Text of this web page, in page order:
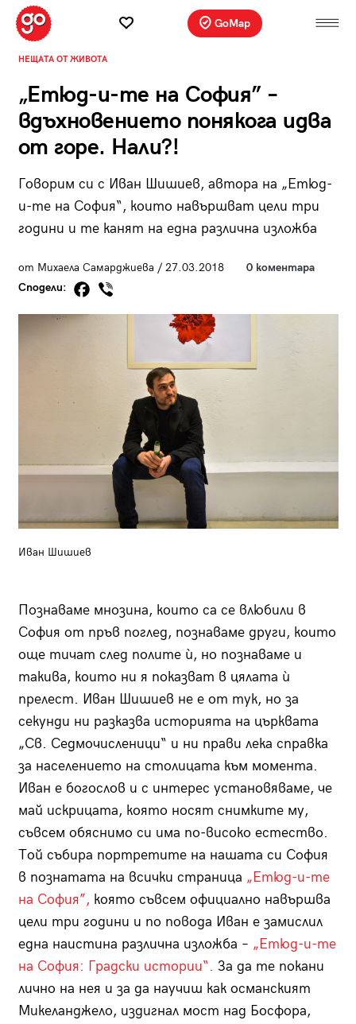
GoMap
НЕЩАТА ОТ ЖИВОТА
„Етюд-и-те на София” –
вдъхновението понякога идва
от горе. Нали?!
Говорим си с Иван Шишиев, автора на „Етюд-
и-те на София“, които навършват цели три
години и те канят на една различна изложба
от Михаела Самарджиева / 27.03.2018
0 коментара
Сподели:
Иван Шишиев
Познаваме мнозина, които са се влюбили в
София от пръв поглед, познаваме други, които
още тичат след полите ѝ, но познаваме и
такива, които ни я показват в цялата ѝ
прелест. Иван Шишиев не е от тук, но за
секунди ни разказва историята на църквата
„Св. Седмочисленици“ и ни прави лека справка
за населението на столицата към момента.
Иван е богослов и с интерес установяваме, че
май искрицата, която носят снимките му,
съвсем обяснимо си има по-високо естество.
Той събира портретите на нашата си София
в познатата на всички страница „Етюд-и-те
на София”, която съвсем официално навършва
цели три години и по повода Иван е замислил
една наистина различна изложба – „Етюд-и-те
на София: Градски истории“. За да те покани
лично на нея и за да научиш как османският
Микеланджело, издигнал мост над Босфора,